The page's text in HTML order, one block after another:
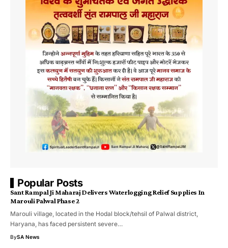
Popular Posts
Sant Rampal Ji Maharaj Delivers Waterlogging Relief Supplies In
Marouli Palwal Phase 2
Marouli village, located in the Hodal block/tehsil of Palwal district,
Haryana, has faced persistent severe…
BySA News